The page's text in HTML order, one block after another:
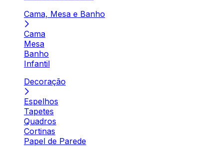
Cama, Mesa e Banho
Cama
Mesa
Banho
Infantil
Decoração
Espelhos
Tapetes
Quadros
Cortinas
Papel de Parede